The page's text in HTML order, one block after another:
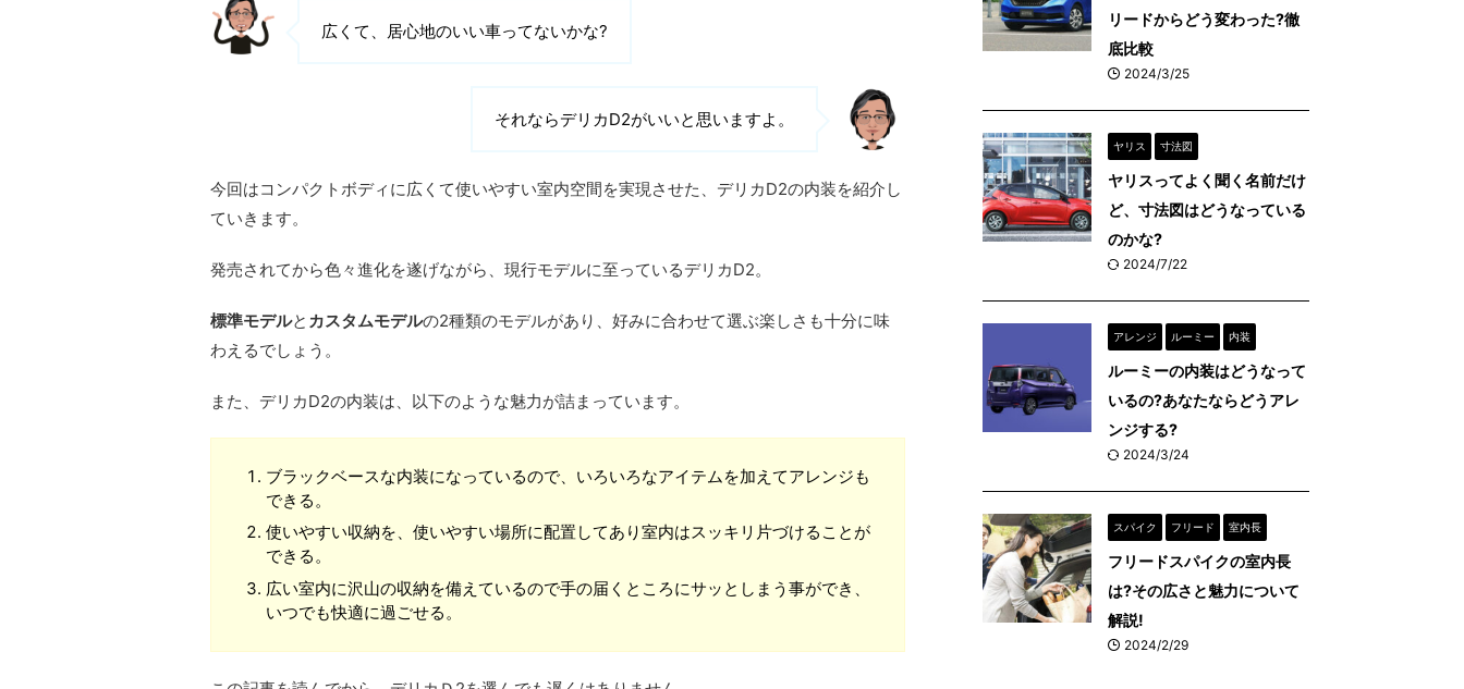
広くて、居心地のいい車ってないかな?
それならデリカD2がいいと思いますよ。
今回はコンパクトボディに広くて使いやすい室内空間を実現させた、デリカD2の内装を紹介し
ていきます。
発売されてから色々進化を遂げながら、現行モデルに至っているデリカD2。
標準モデルと カスタムモデルの2種類のモデルがあり、好みに合わせて選ぶ楽しさも十分に味
わえるでしょう。
また、デリカD2の内装は、以下のような魅力が詰まっています。
ブラックベースな内装になっているので、いろいろなアイテムを加えてアレンジも
できる。
使いやすい収納を、使いやすい場所に配置してあり室内はスッキリ片づけることが
できる。
広い室内に沢山の収納を備えているので手の届くところにサッとしまう事ができ、
いつでも快適に過ごせる。
リードからどう変わった?徹
底比較
2024/3/25
ヤリス 寸法図
ヤリスってよく聞く名前だけ
ど、寸法図はどうなっている
のかな?
2024/7/22
アレンジ ルーミー 内装
ルーミーの内装はどうなって
いるの?あなたならどうアレ
ンジする?
2024/3/24
スパイク フリード 室内長
フリードスパイクの室内長
は?その広さと魅力について
解説!
2024/2/29